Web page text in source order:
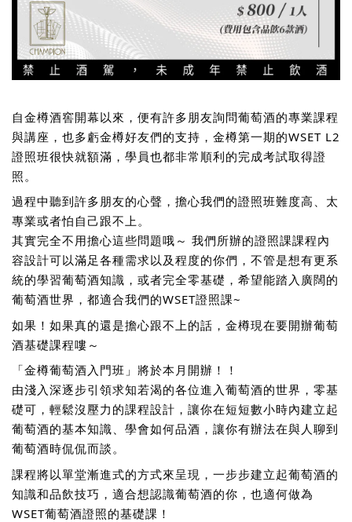
自金樽酒窖開幕以來，便有許多朋友詢問葡萄酒的專業課程
與講座，也多虧金樽好友們的支持，金樽第一期的WSET L2
證照班很快就額滿，學員也都非常順利的完成考試取得證
照。
過程中聽到許多朋友的心聲，擔心我們的證照班難度高、太
專業或者怕自己跟不上。
其實完全不用擔心這些問題哦～ 我們所辦的證照課課程內
容設計可以滿足各種需求以及程度的你們，不管是想有更系
統的學習葡萄酒知識，或者完全零基礎，希望能踏入廣闊的
葡萄酒世界，都適合我們的WSET證照課~
如果！如果真的還是擔心跟不上的話，金樽現在要開辦葡萄
酒基礎課程嘍～
「金樽葡萄酒入門班」將於本月開辦！！
由淺入深逐步引領求知若渴的各位進入葡萄酒的世界，零基
礎可，輕鬆沒壓力的課程設計，讓你在短短數小時內建立起
葡萄酒的基本知識、學會如何品酒，讓你有辦法在與人聊到
葡萄酒時侃侃而談。
課程將以單堂漸進式的方式來呈現，一步步建立起葡萄酒的
知識和品飲技巧，適合想認識葡萄酒的你，也適何做為
WSET葡萄酒證照的基礎課！